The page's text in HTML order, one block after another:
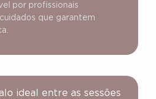
por profissionais
que garantem
ideal entre as sessões